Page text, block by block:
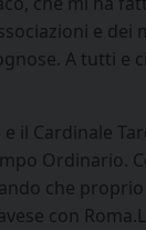
e
A tutti
il Cardinale
che
con